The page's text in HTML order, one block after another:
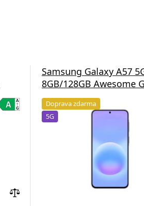
Samsung Galaxy A57
8GB/128GB Awesome
Doprava zdarma
5G